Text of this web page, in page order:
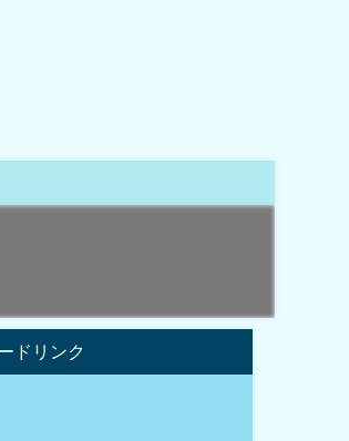
ドリンク